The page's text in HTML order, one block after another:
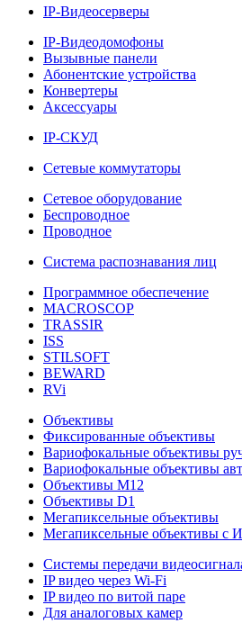
IP-Видеосерверы
IP-Видеодомофоны
Вызывные панели
Абонентские устройства
Конвертеры
Аксессуары
IP-СКУД
Сетевые коммутаторы
Сетевое оборудование
Беспроводное
Проводное
Система распознавания лиц
Программное обеспечение
MACROSCOP
TRASSIR
ISS
STILSOFT
BEWARD
RVi
Объективы
Фиксированные объективы
Вариофокальные объективы
Вариофокальные объективы
Объективы М12
Объективы D1
Мегапиксельные объективы
Мегапиксельные объективы с
Системы передачи
IP видео через Wi-Fi
IP видео по витой паре
Для аналоговых камер